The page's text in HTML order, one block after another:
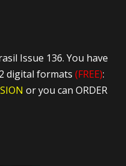
Issue 136. You have
digital formats(FREE):
or you can ORDER